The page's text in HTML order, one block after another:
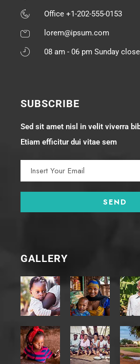
Office +1-202-555-0153
lorem@ipsum.com
08 am - 06 pm Sunday
SUBSCRIBE
Sed sit amet nisl in velit viverra
Etiam efficitur dui vitae sem
GALLERY